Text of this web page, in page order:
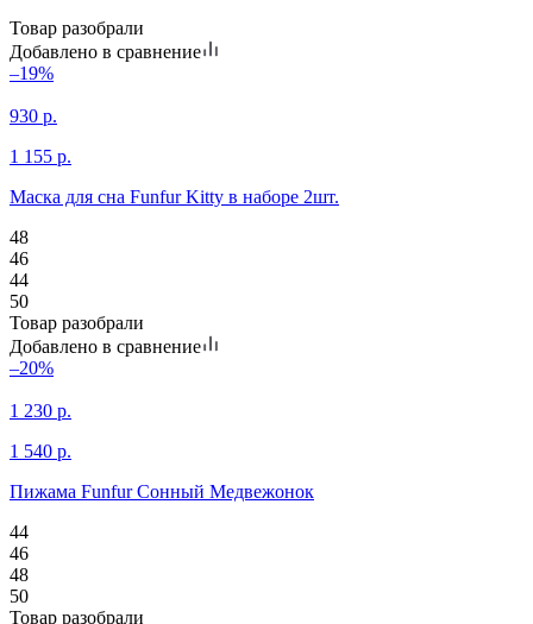
Товар разобрали
Добавлено в сравнение
–19%
930 р.
1 155 р.
Маска для сна Funfur Kitty в наборе 2шт.
48
46
44
50
Товар разобрали
Добавлено в сравнение
–20%
1 230 р.
1 540 р.
Пижама Funfur Сонный Медвежонок
44
46
48
50
Товар разобрали